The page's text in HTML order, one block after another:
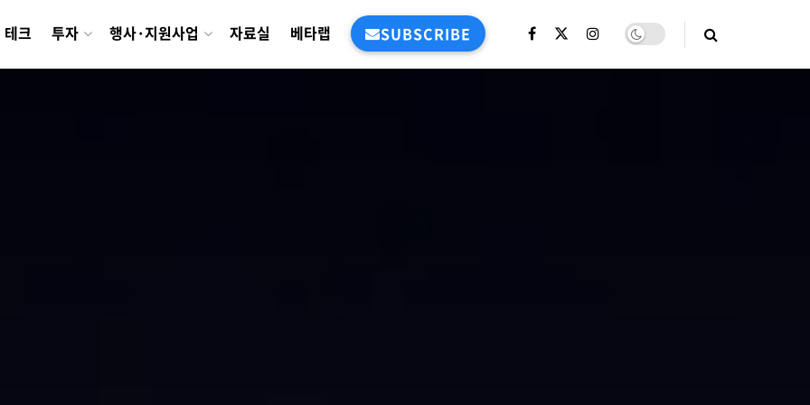
테크 투자 행사·지원사업 자료실 베타랩 SUBSCRIBE